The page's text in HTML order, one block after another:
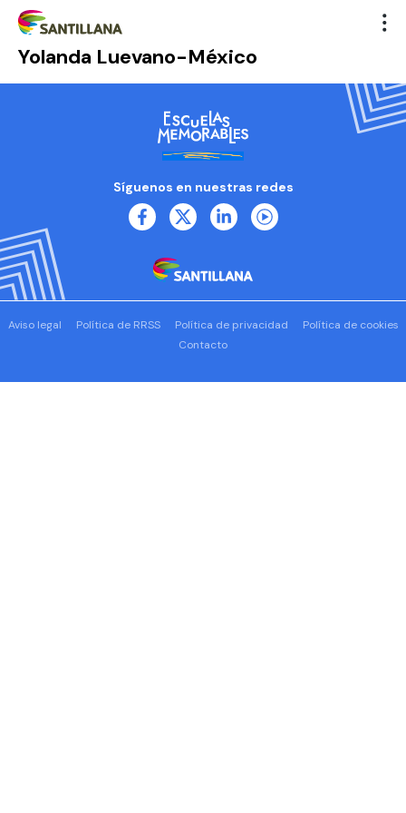
Yolanda Luevano-México
Síguenos en nuestras redes
Aviso legal Política de RRSS Política de privacidad
Política de cookies
Contacto